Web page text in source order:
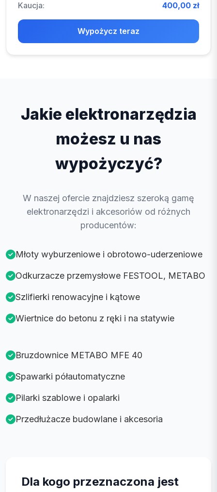
Kaucja:
400,00 zł
Wypożycz teraz
Jakie elektronarzędzia
możesz u nas
wypożyczyć?
W naszej ofercie znajdziesz szeroką gamę
elektronarzędzi i akcesoriów od różnych
producentów:
Młoty wyburzeniowe i obrotowo-uderzeniowe
Odkurzacze przemysłowe FESTOOL, METABO
Szlifierki renowacyjne i kątowe
Wiertnice do betonu z ręki i na statywie
Bruzdownice METABO MFE 40
Spawarki półautomatyczne
Pilarki szablowe i opalarki
Przedłużacze budowlane i akcesoria
Dla kogo przeznaczona jest